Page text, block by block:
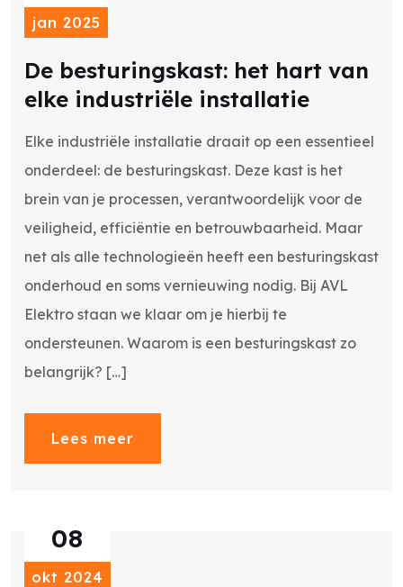
jan 2025
De besturingskast: het hart van
elke industriële installatie
Elke industriële installatie draait op een essentieel
onderdeel: de besturingskast. Deze kast is het
brein van je processen, verantwoordelijk voor de
veiligheid, efficiëntie en betrouwbaarheid. Maar
net als alle technologieën heeft een besturingskast
onderhoud en soms vernieuwing nodig. Bij AVL
Elektro staan we klaar om je hierbij te
ondersteunen. Waarom is een besturingskast zo
belangrijk? […]
Lees meer
08
okt 2024